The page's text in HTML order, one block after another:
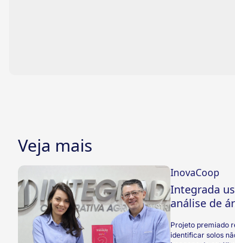
Veja mais
InovaCoop
Integrada
análise de
Projeto premiado
identificar solos